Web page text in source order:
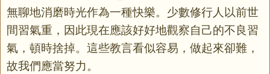
無聊地消磨時光作為一種快樂。少數修行人以前世
間習氣重，因此現在應該好好地觀察自己的不良習
氣，頓時捨掉。這些教言看似容易，做起來卻難，
故我們應當努力。